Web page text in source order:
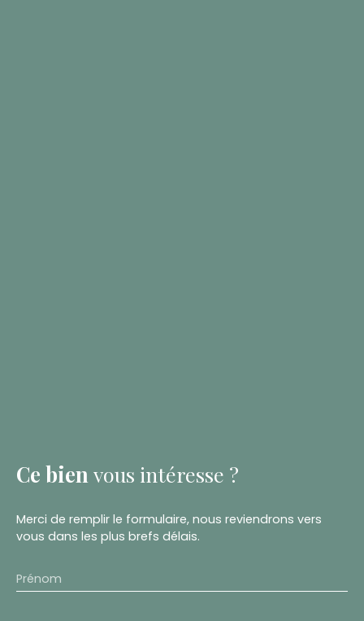
Ce bien vous intéresse ?
Merci de remplir le formulaire, nous reviendrons vers
vous dans les plus brefs délais.
Prénom